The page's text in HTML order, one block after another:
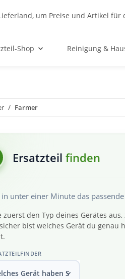
um Preise und Artikel für
Shop Reinigung &
Farmer
Ersatzteil finden
in unter einer Minute das passende
zuerst den Typ deines Gerätes
bist welches Gerät du genau
Gerät haben Sie?